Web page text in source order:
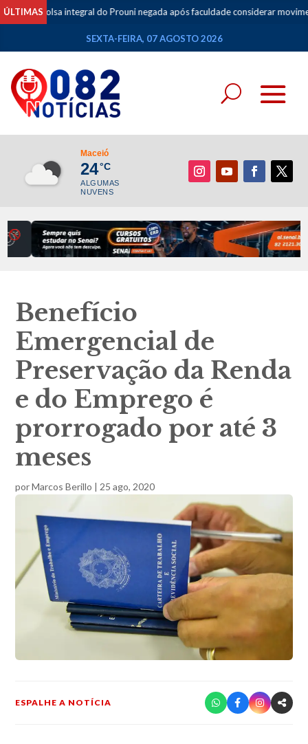
ÚLTIMAS
integral do Prouni negada após faculdade considerar movimentações de
SEXTA-FEIRA, 07 AGOSTO 2026
Maceió
24°C
ALGUMAS
NUVENS
Benefício
Emergencial de
Preservação da Renda
e do Emprego é
prorrogado por até 3
meses
porMarcos Berillo | 25 ago, 2020
ESPALHE A NOTÍCIA